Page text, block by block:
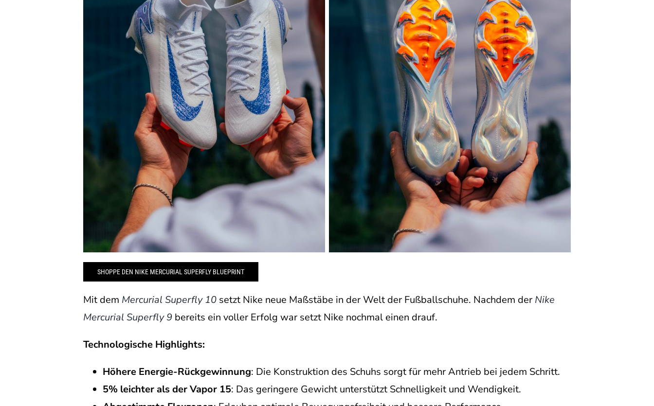
SHOPPE DEN NIKE MERCURIAL SUPERFLY BLUEPRINT
Mit dem Mercurial Superfly 10setzt Nike neue Maßstäbe in der Welt der Fußballschuhe. Nachdem der Nike
Mercurial Superfly 9bereits ein voller Erfolg war setzt Nike nochmal einen drauf.
Technologische Highlights:
Höhere Energie-Rückgewinnung: Die Konstruktion des Schuhs sorgt für mehr Antrieb bei jedem Schritt.
5% leichter als der Vapor 15: Das geringere Gewicht unterstützt Schnelligkeit und Wendigkeit.